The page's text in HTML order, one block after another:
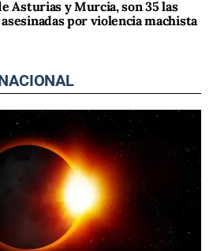
Asturias y Murcia, son 35 las
por violencia machista